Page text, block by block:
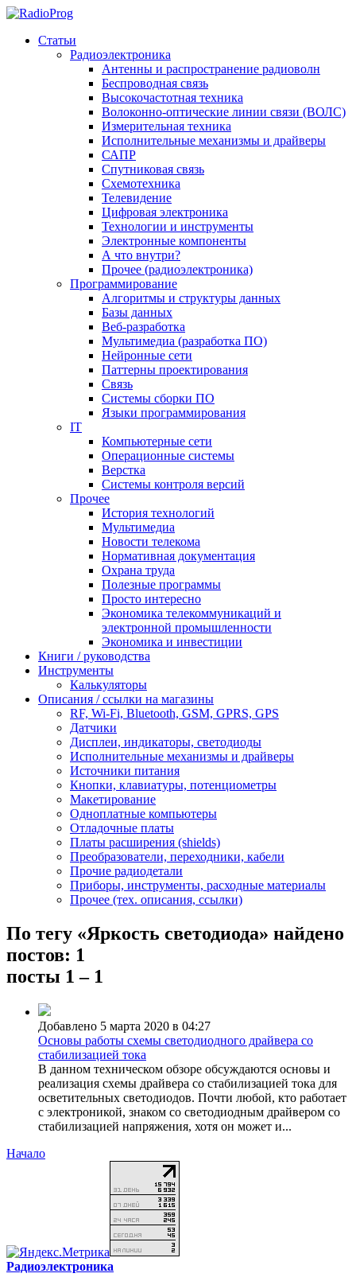
Статьи
Радиоэлектроника
Антенны и распространение радиоволн
Беспроводная связь
Высокочастотная техника
Волоконно-оптические линии связи (ВОЛС)
Измерительная техника
Исполнительные механизмы и драйверы
САПР
Спутниковая связь
Схемотехника
Телевидение
Цифровая электроника
Технологии и инструменты
Электронные компоненты
А что внутри?
Прочее (радиоэлектроника)
Программирование
Алгоритмы и структуры данных
Базы данных
Веб-разработка
Мультимедиа (разработка ПО)
Нейронные сети
Паттерны проектирования
Связь
Системы сборки ПО
Языки программирования
IT
Компьютерные сети
Операционные системы
Верстка
Системы контроля версий
Прочее
История технологий
Мультимедиа
Новости телекома
Нормативная документация
Охрана труда
Полезные программы
Просто интересно
Экономика телекоммуникаций и
электронной промышленности
Экономика и инвестиции
Книги / руководства
Инструменты
Калькуляторы
Описания / ссылки на магазины
RF, Wi-Fi, Bluetooth, GSM, GPRS, GPS
Датчики
Дисплеи, индикаторы, светодиоды
Исполнительные механизмы и драйверы
Источники питания
Кнопки, клавиатуры, потенциометры
Макетирование
Одноплатные компьютеры
Отладочные платы
Платы расширения (shields)
Преобразователи, переходники, кабели
Прочие радиодетали
Приборы, инструменты, расходные материалы
Прочее (тех. описания, ссылки)
По тегу «Яркость светодиода» найдено
постов: 1
посты 1 – 1
Добавлено 5 марта 2020 в 04:27
Основы работы схемы светодиодного драйвера со
стабилизацией тока
В данном техническом обзоре обсуждаются основы и
реализация схемы драйвера со стабилизацией тока для
осветительных светодиодов. Почти любой, кто работает
с электроникой, знаком со светодиодным драйвером со
стабилизацией напряжения, хотя он может и...
Начало
Радиоэлектроника